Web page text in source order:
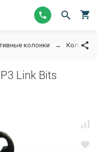
колонки Колонка
Link Bits